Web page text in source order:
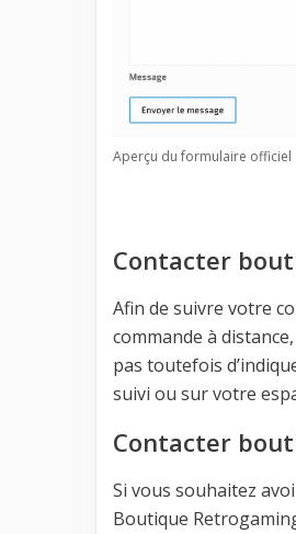
Aperçu du formulaire
Contacter
Afin de suivre votre
commande à
pas toutefois
suivi ou sur votre
Contacter
Si vous souhaitez
Boutique